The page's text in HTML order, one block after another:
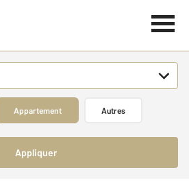
Appartement Autres
Appliquer